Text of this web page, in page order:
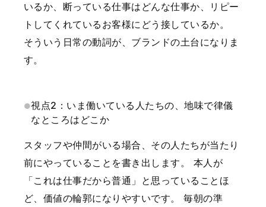
いるか、断っている仕事はどんな仕事か、リピー
トしてくれているお客様にどう接しているか。
そういう日常の動詞が、ブランドの土台になりま
す。
視点2：いま働いている人たちの、地味で律儀
なところはどこか
スタッフや仲間がいる場合、その人たちが当たり
前にやっていることを書き出します。
本人が
「これは仕事だから普通」と思っていることほ
ど、価値の輪郭になりやすいです。
毎朝の準